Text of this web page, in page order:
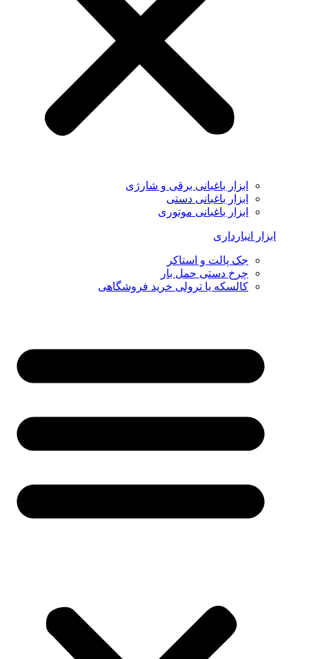
ابزار باغبانی برقی و شارژی
ابزار باغبانی دستی
ابزار باغبانی موتوری
ابزار انبارداری
جک پالت و استاکر
چرخ دستی حمل بار
کالسکه یا ترولی خرید فروشگاهی